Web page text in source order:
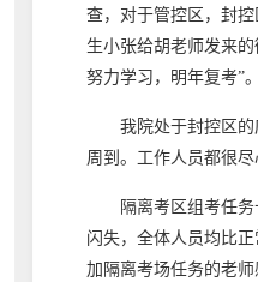
查，对于管控区，封
生小张给胡老师发来
努力学习，明年复考”。
我院处于封控区
周到。工作人员都很
隔离考区组考任
闪失，全体人员均比
加隔离考场任务的老